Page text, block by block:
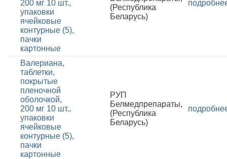
200 мг 10 шт.,
упаковки
ячейковые
контурные (5),
пачки
картонные
(Республика
Беларусь)
Валериана,
таблетки,
покрытые
пленочной
оболочкой,
200 мг 10 шт.,
упаковки
ячейковые
контурные (5),
пачки
картонные
РУП
Белмедпрепараты,
(Республика
Беларусь)